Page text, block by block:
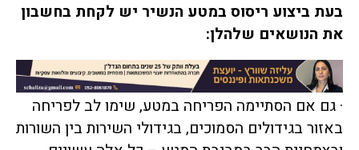
בעת ביצוע ריסוס במטע הנשיר יש לקחת בחשבון
את הנושאים שלהלן:
· גם אם הסתיימה הפריחה במטע, שימו לב לפריחה
באזור בגידולים הסמוכים, בגידולי השירות בין השורות